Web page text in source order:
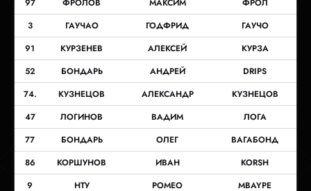
3
ГАУЧАО ГОДФРИД
ГАУЧО
91
КУРЗЕНЕВ АЛЕКСЕЙ
КУРЗА
52
БОНДАРЬ АНДРЕЙ
DRIPS
74.
КУЗНЕЦОВ АЛЕКСАНДР
КУЗНЕЦОВ
47
ЛОГИНОВ ВАДИМ
ЛОГА
77
БОНДАРЬ ОЛЕГ
ВАГАБОНД
86
КОРШУНОВ ИВАН
KORSH
9
НТУ РОМЕО MBAYPE